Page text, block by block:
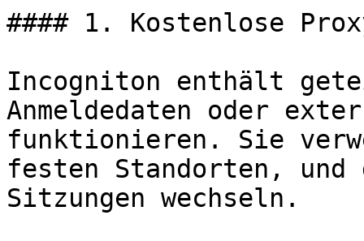
#### 1. Kostenlose
Incogniton enthält
Anmeldedaten oder
funktionieren. Sie
festen Standorten, und
Sitzungen wechseln.